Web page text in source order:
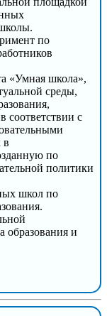
по
«Умная школа»,
среды,
соответствии с
в
по
политики
школ по
и